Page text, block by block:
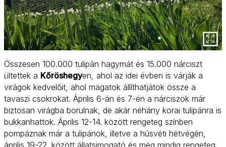
Összesen 100.000 tulipán hagymát és 15.000 nárciszt
ültettek a Kőröshegyen, ahol az idei évben is várják a
virágok kedvelőit, ahol magatok állíthatjátok össze a
tavaszi csokrokat. Április 6-án és 7-én a nárciszok már
biztosan virágba borulnak, de akár néhány korai tulipánra is
bukkanhattok. Április 12-14. között rengeteg színben
pompáznak már a tulipánok, illetve a húsvéti hétvégén,